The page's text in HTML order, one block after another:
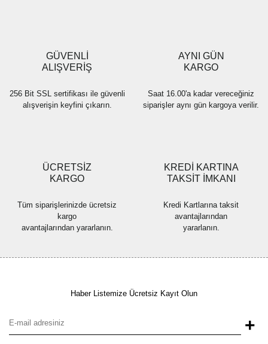
Ürün fiyatı diğer sitelerden daha pahalı.
Bu ürüne benzer farklı alternatifler olmalı.
GÜVENLİ
ALIŞVERİŞ
256 Bit SSL sertifikası ile güvenli
alışverişin keyfini çıkarın.
AYNI GÜN
KARGO
Saat 16.00'a kadar vereceğiniz
siparişler aynı gün kargoya verilir.
ÜCRETSİZ
KARGO
Tüm siparişlerinizde ücretsiz
kargo
avantajlarından yararlanın.
KREDİ KARTINA
TAKSİT İMKANI
Kredi Kartlarına taksit
avantajlarından
yararlanın.
Haber Listemize Ücretsiz Kayıt Olun
+